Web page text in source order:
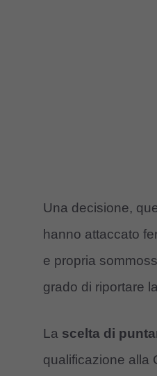
Una decisione,
hanno attaccato
e propria
grado di riportare
La scelta di
qualificazione alla